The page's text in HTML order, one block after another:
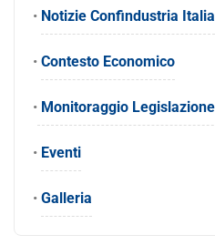
• Notizie Confindustria Italia
• Contesto Economico
• Monitoraggio
• Eventi
• Galleria